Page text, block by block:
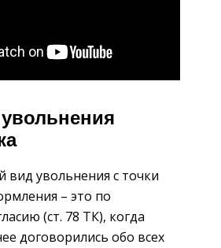
вид увольнения с точки
– это по
(ст. 78 ТК), когда
договорились обо всех